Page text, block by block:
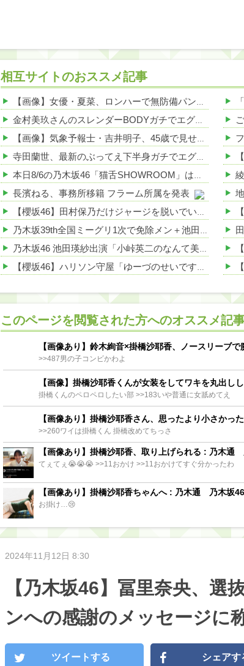
相互サイトのおススメ記事
【画像】女優・夏菜、ロンハーで無防備パンチラ 他
金村美玖さんのスレンダーBODYガチでエグいって・・・ガチでエグいって・・・ 他
【画像】気象予報士・吉井明子、45歳で見せたビキニ姿がHすぎる 他
寺田蘭世、最新のぶってえ下半身ガチでエグいって・・・ 他
本日8/6の乃木坂46「猫舌SHOWROOM」は筒井あやめ＆鈴木佑捺
長濱ねる、事務所移籍 フラーム所属を発表
【櫻坂46】田村保乃だけジャージを脱いでいた理由
乃木坂39th全国ミーグリ1次で免除メン＋池田・一ノ瀬・井上・川﨑・菅原・中西が全完売
乃木坂46 池田瑛紗出演「小峠英二のなんて美だ！」テーマ：徳川家康【2025.8.5 24:00〜 TOKYO MX】
【櫻坂46】ハリソン守屋「ゆーづのせいです」【ラヴィット!】
【日向坂46】この月、何かあるのか！？『お願いバッハ！』ミーグリ日程がこちら
Powered by livedoor 相互RSS
このページを閲覧された方へのオススメ記
【画像あり】鈴木絢音×掛橋沙耶香、ノースリーブ
>>487男の子コンビかわよ
【画像】掛橋沙耶香くんが女装をしてワキを丸出し
掛橋くんのペロペロしたい部 >>183いや普通に女舐めてえ
【画像あり】掛橋沙耶香さん、思ったより小さかっ
>>260ワイは掛橋くん 掛橋改めてちっさ
【画像あり】掛橋沙耶香、取り上げられる : 乃木
てぇてぇ😭😭😭 >>11おかけ >>11おかけてすぐ分かったわ
【画像あり】掛橋沙耶香ちゃんへ : 乃木通 乃木坂
お掛け…😢
2024年11月12日 8:30
【乃木坂46】冨里奈央、選
ンへの感謝のメッセージに
ツイートする シェアす